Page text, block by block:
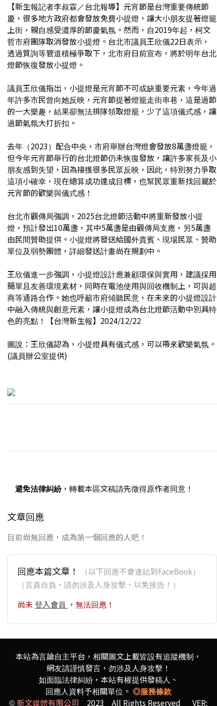
【新生報記者李叔霖／台北報導】元宵節是台灣重要傳統節
慶，很多地方政府都會發放免費小提燈，讓大小朋友提著燈籠
上街，親自感受濃厚的節慶氣氛。然而，自2019年起，柯文
哲市府團隊取消發放小提燈。台北市議員王欣儀22日表示，
透過質詢等管道積極爭取下，北市府日前宣布，將於明年台北
燈節恢復發放小提燈。
議員王欣儀指出，小提燈是元宵節不可或缺重要元素，今年過
年許多市民曾向她反映，元宵節提著燈籠走街串巷，這是過節
的一大樂趣，結果卻無法排隊領取燈籠，少了這項儀式感，讓
過節氣氛大打折扣。
去年（2023）配合中央，市府舉辦台灣燈會發放8萬盞燈籠，
但今年元宵節舉行的台北燈節仍未恢復發放，讓許多家長及小
朋友感到失望，因為接獲很多民眾反映，因此，特別努力爭取
這項小確幸，現在總算成功達成目標，也幫民眾重新找回屬於
元宵節的歡樂與儀式感！
台北市觀傳局強調，2025台北燈節活動中將重新發放小提
燈，預計發出10萬盞，其中5萬盞是由觀傳局支應，另5萬盞
由民間贊助提供。小提燈將發送給國外貴賓、現場民眾、贊助
單位及弱勢團體，詳細發送計畫尚在規劃中。
王欣儀進一步強調，小提燈設計應兼顧環保與實用，建議採用
簡單且友善環境素材，同時在電池使用與回收機制上，可與超
商等通路合作。她也呼籲市府傾聽民意，在未來的小提燈設計
中融入傳統與創意元素，讓小提燈成為台北燈節活動中別具特
色的亮點！【台灣新生報】2024/12/22
圖說：王欣儀認為，小提燈具有儀式感，可以帶來歡樂氣氛。
(議員辦公室提供)
避免法律糾紛，轉載本區文稿請先徵得原作者同意！
文章回應
目前尚無回應，成為第一個回應的人吧！
回應本篇文章！
（以下回應不會連結到FaceBook）
（言責自負，請勿涉及人身攻擊，以免挨告！）
尚未 登入會員 ，無法回應！
本站為言論自主平台，相關圖文上載皆設有追蹤機制，
網友請謹慎發言，勿涉及人身攻擊！
如面臨法律糾紛，本站有權提供發稿人、
回應人資料予相關單位。 ◎服務條款
©新文媒體有限公司 2023 All Rights Reserved VER: